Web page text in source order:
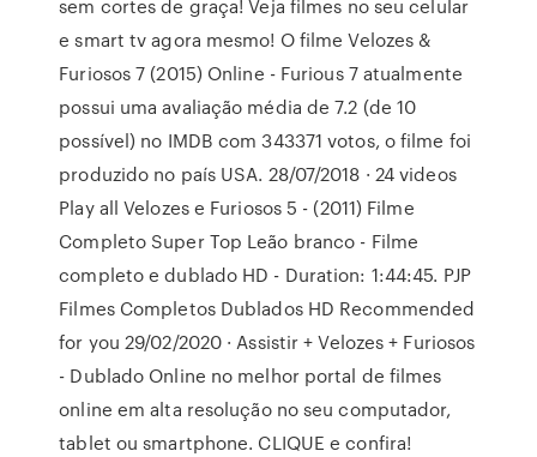
sem cortes de graça! Veja filmes no seu celular
e smart tv agora mesmo! O filme Velozes &
Furiosos 7 (2015) Online - Furious 7 atualmente
possui uma avaliação média de 7.2 (de 10
possível) no IMDB com 343371 votos, o filme foi
produzido no país USA. 28/07/2018 · 24 videos
Play all Velozes e Furiosos 5 - (2011) Filme
Completo Super Top Leão branco - Filme
completo e dublado HD - Duration: 1:44:45. PJP
Filmes Completos Dublados HD Recommended
for you 29/02/2020 · Assistir + Velozes + Furiosos
- Dublado Online no melhor portal de filmes
online em alta resolução no seu computador,
tablet ou smartphone. CLIQUE e confira!